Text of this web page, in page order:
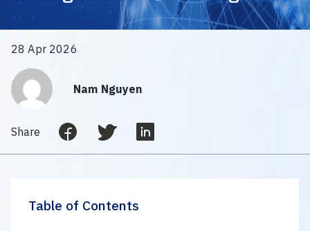
28 Apr 2026
Nam Nguyen
Share
Table of Contents